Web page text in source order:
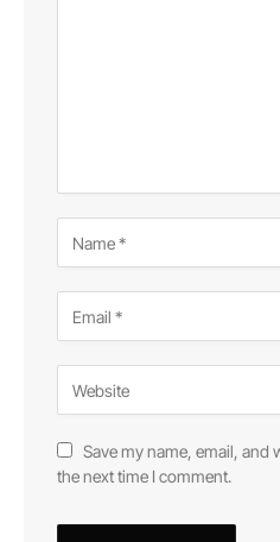
Save my name, email,
the next time I comment.